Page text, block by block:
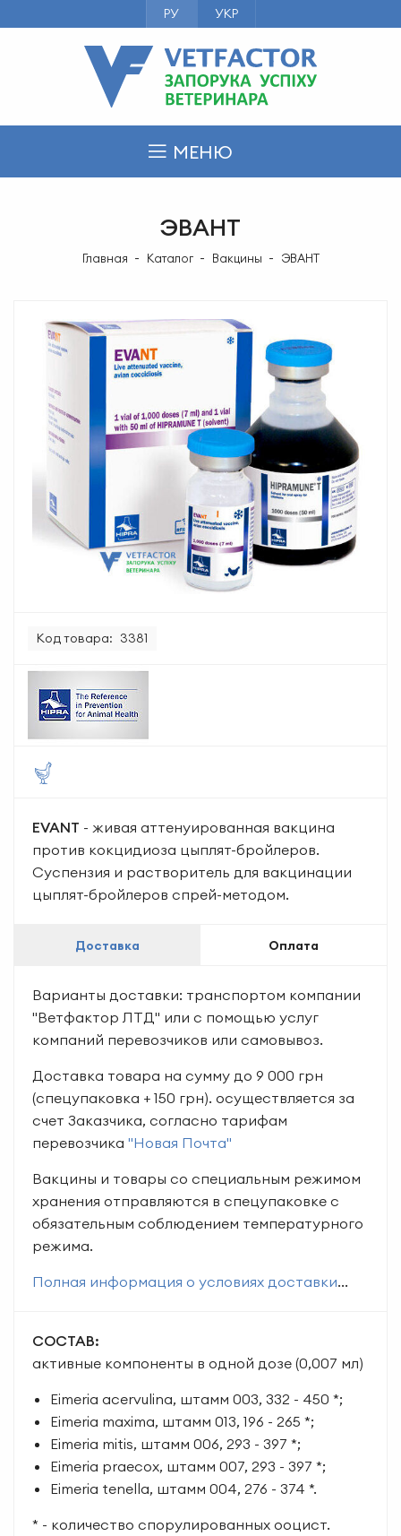
РУ УКР
МЕНЮ
ЭВАНТ
Главная Каталог Вакцины ЭВАНТ
Код товара: 3381
EVANT - живая аттенуированная вакцина
против кокцидиоза цыплят-бройлеров.
Суспензия и растворитель для вакцинации
цыплят-бройлеров спрей-методом.
Доставка Оплата
Варианты доставки: транспортом компании
"Ветфактор ЛТД" или с помощью услуг
компаний перевозчиков или самовывоз.
Доставка товара на сумму до 9 000 грн
(спецупаковка + 150 грн). осуществляется за
счет Заказчика, согласно тарифам
перевозчика "Новая Почта"
Вакцины и товары со специальным режимом
хранения отправляются в спецупаковке с
обязательным соблюдением температурного
режима.
Полная информация о условиях доставки...
СОСТАВ:
активные компоненты в одной дозе (0,007 мл)
Eimeria acervulina, штамм 003, 332 - 450 *;
Eimeria maxima, штамм 013, 196 - 265 *;
Eimeria mitis, штамм 006, 293 - 397 *;
Eimeria praecox, штамм 007, 293 - 397 *;
Eimeria tenella, штамм 004, 276 - 374 *.
* - количество спорулированных ооцист.